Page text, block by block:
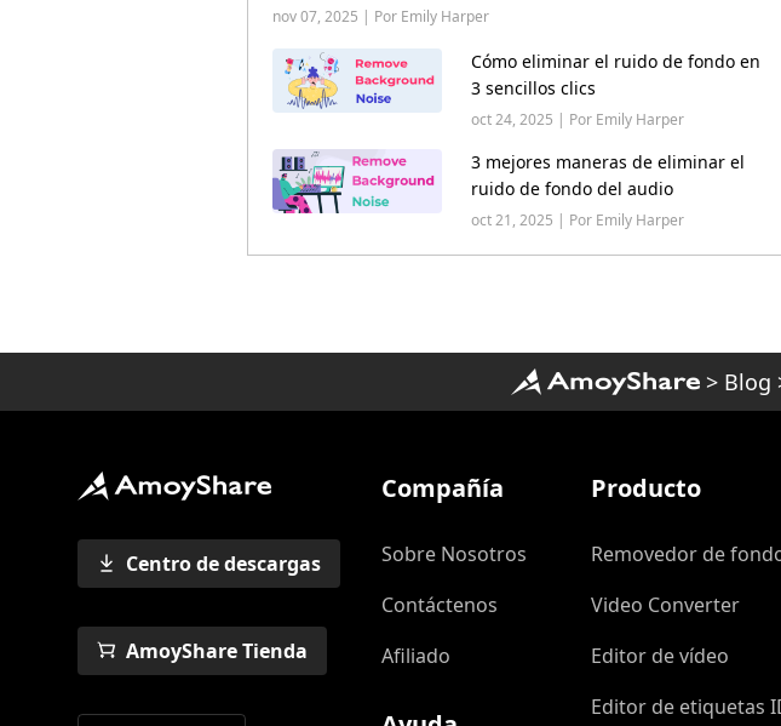
nov 07, 2025 | Por Emily Harper
Cómo eliminar el ruido de fondo en
3 sencillos clics
oct 24, 2025 | Por Emily Harper
3 mejores maneras de eliminar el
ruido de fondo del audio
oct 21, 2025 | Por Emily Harper
> Blog
Centro de descargas
AmoyShare Tienda
Compañía
Sobre Nosotros
Contáctenos
Afiliado
Producto
Removedor de
Video Converter
Editor de vídeo
Editor de etiquetas